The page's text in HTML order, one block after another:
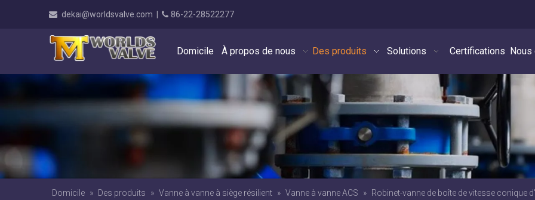
 dekai@worldsvalve.com  86-22-28522277
Domicile À propos de nous Des produits Solutions Certifications Nous
Domicile » Des produits » Vanne à vanne à siège résilient » Vanne à vanne ACS » Robinet-vanne de boîte de vitesse conique